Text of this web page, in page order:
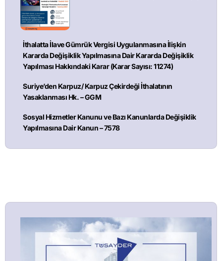
İthalatta İlave Gümrük Vergisi Uygulanmasına İlişkin
Kararda Değişiklik Yapılmasına Dair Kararda Değişiklik
Yapılması Hakkındaki Karar (Karar Sayısı: 11274)
Suriye’den Karpuz/ Karpuz Çekirdeği İthalatının
Yasaklanması Hk. – GGM
Sosyal Hizmetler Kanunu ve Bazı Kanunlarda Değişiklik
Yapılmasına Dair Kanun – 7578